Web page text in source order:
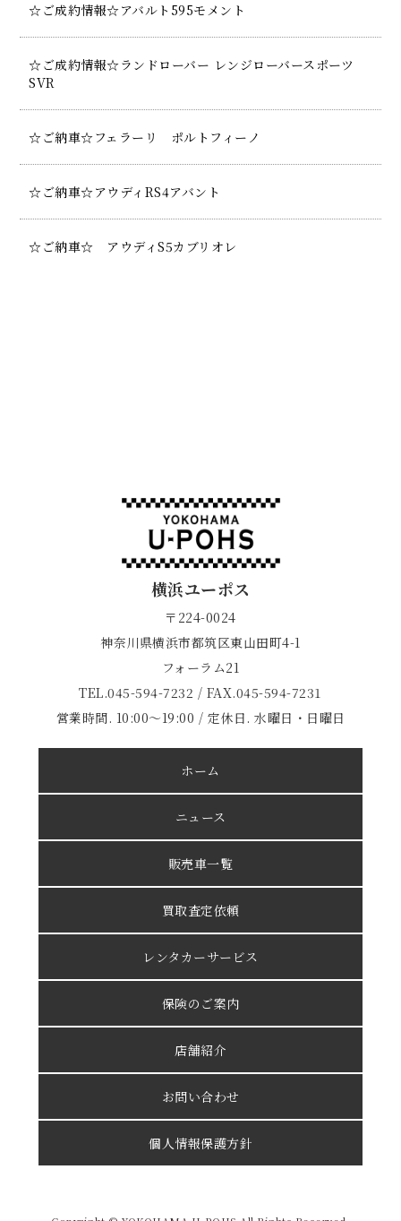
☆ご成約情報☆アバルト595モメント
☆ご成約情報☆ランドローバー レンジローバースポーツ
SVR
☆ご納車☆フェラーリ ポルトフィーノ
☆ご納車☆アウディRS4アバント
☆ご納車☆ アウディS5カブリオレ
横浜ユーポス
〒224-0024
神奈川県横浜市都筑区東山田町4-1
フォーラム21
TEL.045-594-7232 / FAX.045-594-7231
営業時間. 10:00～19:00 / 定休日. 水曜日・日曜日
ホーム
ニュース
販売車一覧
買取査定依頼
レンタカーサービス
保険のご案内
店舗紹介
お問い合わせ
個人情報保護方針